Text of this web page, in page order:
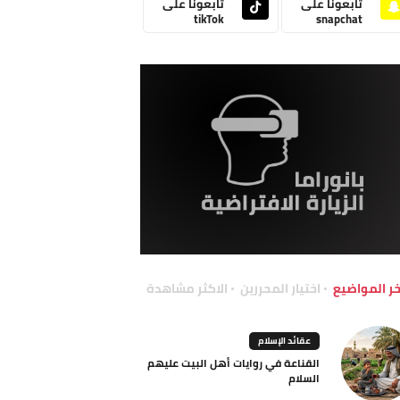
snapchat
tikTok
المواضيع اختيار المحررين الاكثر مشاهدة
عقائد الإسلام
القناعة في روايات أهل البيت عليهم
السلام